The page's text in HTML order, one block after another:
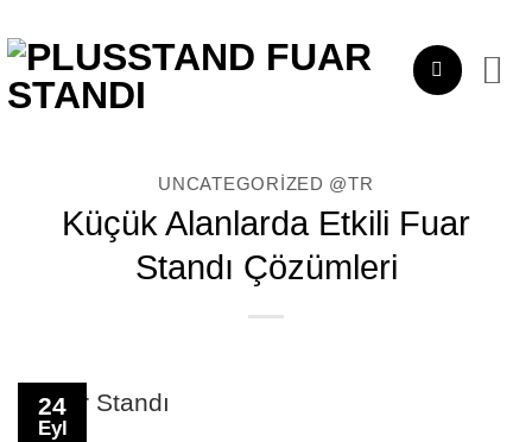
atla
UNCATEGORIZED @TR
Küçük Alanlarda Etkili Fuar
Standı Çözümleri
24
Eyl